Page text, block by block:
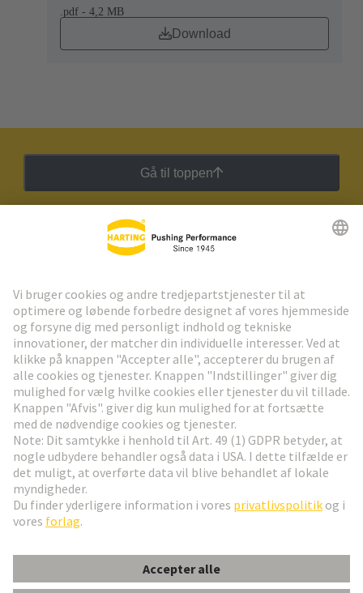
.pdf - 4,2 MB
Download
Gå til toppen
HARTING Newsletter
Gå til registrering
Social Media
Danmark
© HARTING Technology Group